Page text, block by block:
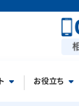
お役立ち